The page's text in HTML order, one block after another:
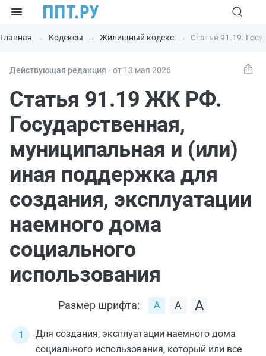
Главная Кодексы Жилищный кодекс Статья 91.19.
Действующая редакция ⸱ от 13 мая 2026
Статья 91.19 ЖК РФ.
Государственная,
муниципальная и (или)
иная поддержка для
создания, эксплуатации
наемного дома
социального
использования
Размер шрифта:
Для создания, эксплуатации наемного дома
социального использования, который или все